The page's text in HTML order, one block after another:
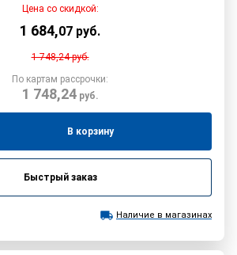
Цена со скидкой:
1 684,07 руб.
1 748,24руб.
По картам рассрочки:
1 748,24руб.
В корзину
Быстрый заказ
Наличие в магазинах